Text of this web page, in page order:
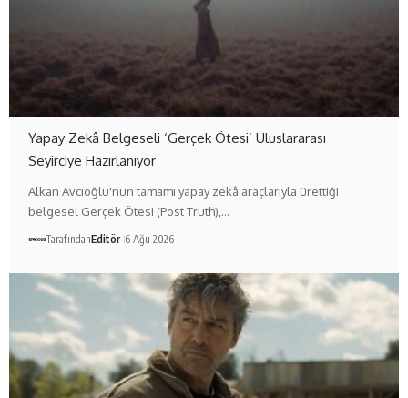
Yapay Zekâ Belgeseli ‘Gerçek Ötesi’ Uluslararası
Seyirciye Hazırlanıyor
Alkan Avcıoğlu'nun tamamı yapay zekâ araçlarıyla ürettiği
belgesel Gerçek Ötesi (Post Truth),…
TarafındanEditör 6 Ağu 2026